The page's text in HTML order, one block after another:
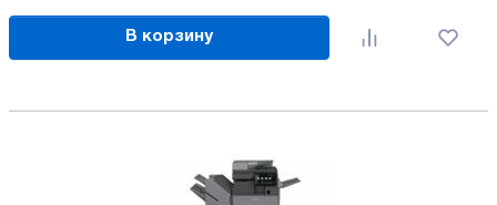
В корзину